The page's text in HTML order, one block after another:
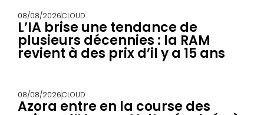
08/08/2026CLOUD
L’IA brise une tendance de
plusieurs décennies : la RAM
revient à des prix d’il y a 15 ans
08/08/2026CLOUD
Azora entre en la course des